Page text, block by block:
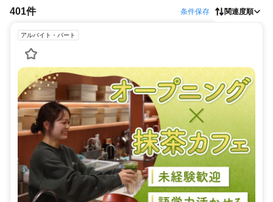
401件 条件保存 関連度順
アルバイト・パート